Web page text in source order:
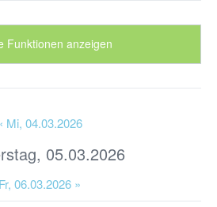
Funktionen anzeigen
Mi, 04.03.2026
05.03.2026
Fr, 06.03.2026 »